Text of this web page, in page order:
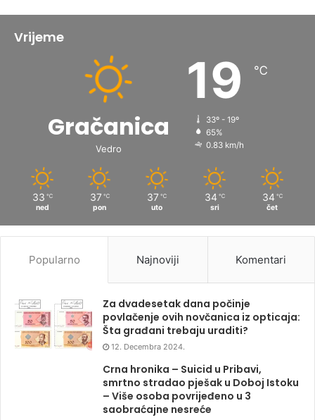
Vrijeme
Gračanica
Vedro
19 ℃
33º - 19º
65%
0.83 km/h
33 ℃
ned
37 ℃
pon
37 ℃
uto
34 ℃
sri
34 ℃
čet
Popularno Najnoviji Komentari
Za dvadesetak dana počinje
povlačenje ovih novčanica iz opticaja:
Šta građani trebaju uraditi?
12. Decembra 2024.
Crna hronika – Suicid u Pribavi,
smrtno stradao pješak u Doboj Istoku
– Više osoba povrijeđeno u 3
saobraćajne nesreće